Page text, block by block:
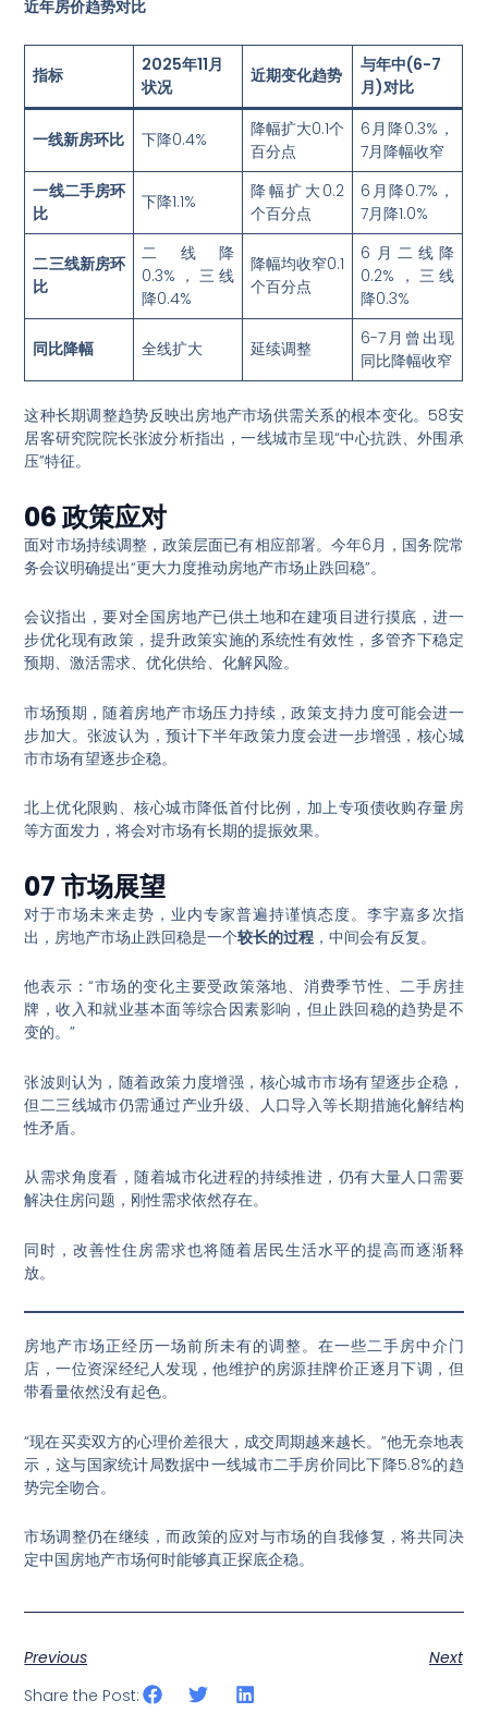
近年房价趋势对比
指标
2025年11月
状况
近期变化趋势
与年中(6-7
月)对比
一线新房环比 下降0.4%
降幅扩大0.1个
百分点
6月降0.3% ，
7月降幅收窄
一线二手房环
比
下降1.1%
降幅扩大0.2
个百分点
6月降0.7% ，
7月降1.0%
二三线新房环
比
二线降
0.3%，三线
降0.4%
降幅均收窄0.1
个百分点
6月二线降
0.2%，三线
降0.3%
同比降幅 全线扩大 延续调整
6-7月曾出现
同比降幅收窄
这种长期调整趋势反映出房地产市场供需关系的根本变化。58安
居客研究院院长张波分析指出，一线城市呈现“中心抗跌、外围承
压”特征。
06 政策应对
面对市场持续调整，政策层面已有相应部署。今年6月，国务院常
务会议明确提出“更大力度推动房地产市场止跌回稳”。
会议指出，要对全国房地产已供土地和在建项目进行摸底，进一
步优化现有政策，提升政策实施的系统性有效性，多管齐下稳定
预期、激活需求、优化供给、化解风险。
市场预期，随着房地产市场压力持续，政策支持力度可能会进一
步加大。张波认为，预计下半年政策力度会进一步增强，核心城
市市场有望逐步企稳。
北上优化限购、核心城市降低首付比例，加上专项债收购存量房
等方面发力，将会对市场有长期的提振效果。
07 市场展望
对于市场未来走势，业内专家普遍持谨慎态度。李宇嘉多次指
出，房地产市场止跌回稳是一个较长的过程 ，中间会有反复。
他表示：“市场的变化主要受政策落地、消费季节性、二手房挂
牌，收入和就业基本面等综合因素影响，但止跌回稳的趋势是不
变的。”
张波则认为，随着政策力度增强，核心城市市场有望逐步企稳，
但二三线城市仍需通过产业升级、人口导入等长期措施化解结构
性矛盾。
从需求角度看，随着城市化进程的持续推进，仍有大量人口需要
解决住房问题，刚性需求依然存在。
同时，改善性住房需求也将随着居民生活水平的提高而逐渐释
放。
房地产市场正经历一场前所未有的调整。在一些二手房中介门
店，一位资深经纪人发现，他维护的房源挂牌价正逐月下调，但
带看量依然没有起色。
“现在买卖双方的心理价差很大，成交周期越来越长。”他无奈地表
示，这与国家统计局数据中一线城市二手房价同比下降5.8%的趋
势完全吻合。
市场调整仍在继续，而政策的应对与市场的自我修复，将共同决
定中国房地产市场何时能够真正探底企稳。
Previous
Next
Share the Post: